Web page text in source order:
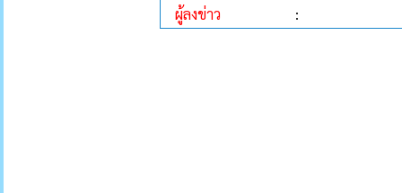
ผู้ลงข่าว
: